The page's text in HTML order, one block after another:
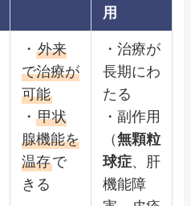
用
・ 外来
で治療が
可能
・ 甲状
腺機能を
温存で
きる
・治療が
長期にわ
たる
・副作用
（無顆粒
球症、肝
機能障